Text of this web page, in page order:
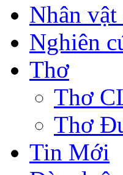
Nhân
Nghiên
Thơ
Thơ
Thơ
Tin Mới